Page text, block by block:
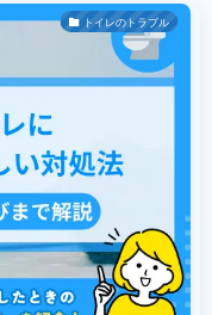
トイレのトラブル